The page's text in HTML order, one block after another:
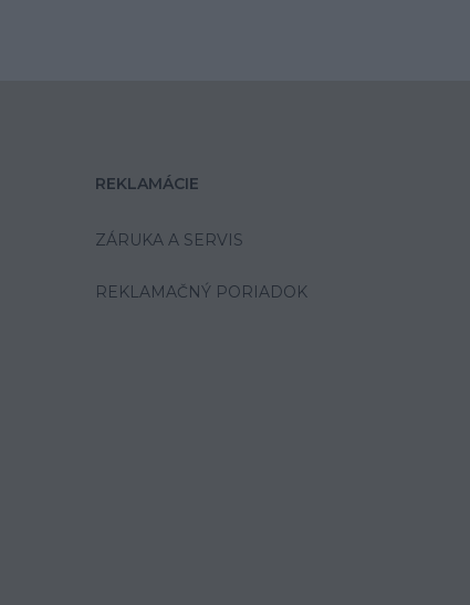
REKLAMÁCIE
ZÁRUKA A SERVIS
REKLAMAČNÝ PORIADOK